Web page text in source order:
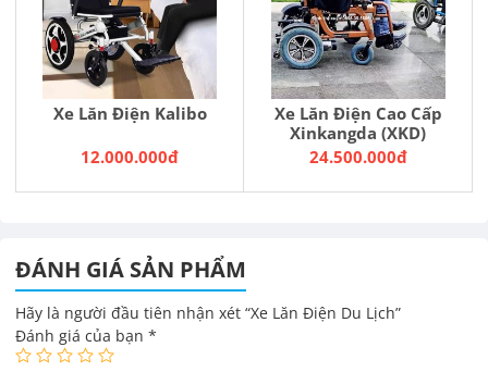
Xe Lăn Điện Kalibo
12.000.000đ
Xe Lăn Điện Cao Cấp
Xinkangda (XKD)
24.500.000đ
ĐÁNH GIÁ SẢN PHẨM
Hãy là người đầu tiên nhận xét “Xe Lăn Điện Du Lịch”
Đánh giá của bạn *